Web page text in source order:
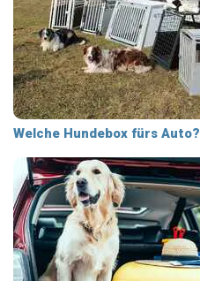
Welche Hundebox fürs Auto?